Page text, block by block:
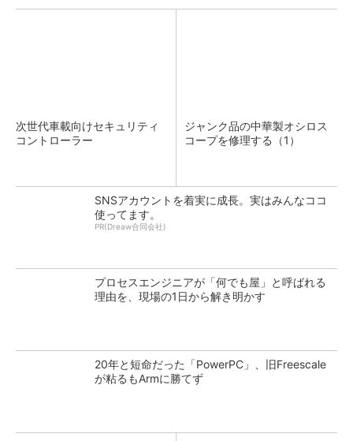
次世代車載向けセキュリティ
コントローラー
ジャンク品の中華製オシロス
コープを修理する（1）
SNSアカウントを着実に成長。実はみんなココ
使ってます。
PR(Dreaw合同会社)
プロセスエンジニアが「何でも屋」と呼ばれる
理由を、現場の1日から解き明かす
20年と短命だった「PowerPC」、旧Freescale
が粘るもArmに勝てず